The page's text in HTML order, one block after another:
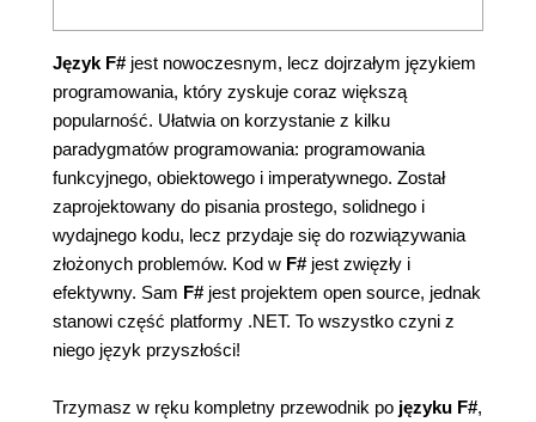
Język F#jest nowoczesnym, lecz dojrzałym językiem
programowania, który zyskuje coraz większą
popularność. Ułatwia on korzystanie z kilku
paradygmatów programowania: programowania
funkcyjnego, obiektowego i imperatywnego. Został
zaprojektowany do pisania prostego, solidnego i
wydajnego kodu, lecz przydaje się do rozwiązywania
złożonych problemów. Kod w F#jest zwięzły i
efektywny. Sam F#jest projektem open source, jednak
stanowi część platformy .NET. To wszystko czyni z
niego język przyszłości!
Trzymasz w ręku kompletny przewodnik po języku F#,